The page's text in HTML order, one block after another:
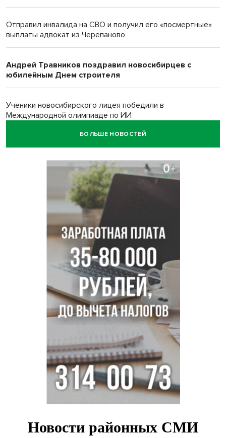
Отправил инвалида на СВО и получил его «посмертные»
выплаты адвокат из Черепаново
Андрей Травников поздравил новосибирцев с
юбилейным Днем строителя
Ученики новосибирского лицея победили в
Международной олимпиаде по ИИ
БОЛЬШЕ НОВОСТЕЙ